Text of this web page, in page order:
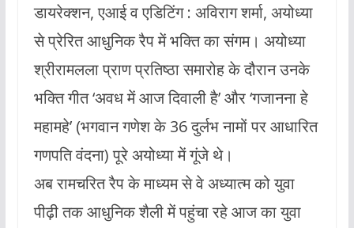
डायरेक्शन, एआई व एडिटिंग : अविराग शर्मा, अयोध्या
से प्रेरित आधुनिक रैप में भक्ति का संगम। अयोध्या
श्रीरामलला प्राण प्रतिष्ठा समारोह के दौरान उनके
भक्ति गीत ‘अवध में आज दिवाली है’ और ‘गजानना हे
महामहे’ (भगवान गणेश के 36 दुर्लभ नामों पर आधारित
गणपति वंदना) पूरे अयोध्या में गूंजे थे।
अब रामचरित रैप के माध्यम से वे अध्यात्म को युवा
पीढ़ी तक आधुनिक शैली में पहुंचा रहे आज का युवा